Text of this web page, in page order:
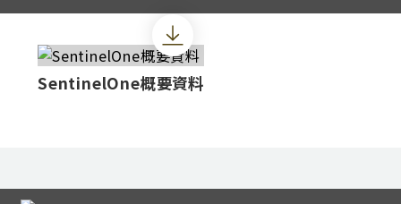
SentinelOne概要資料